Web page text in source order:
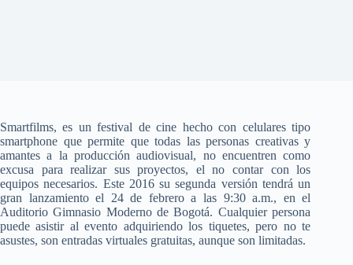
Smartfilms, es un festival de cine hecho con celulares tipo
smartphone que permite que todas las personas creativas y
amantes a la producción audiovisual, no encuentren como
excusa para realizar sus proyectos, el no contar con los
equipos necesarios. Este 2016 su segunda versión tendrá un
gran lanzamiento el 24 de febrero a las 9:30 a.m., en el
Auditorio Gimnasio Moderno de Bogotá. Cualquier persona
puede asistir al evento adquiriendo los tiquetes, pero no te
asustes, son entradas virtuales gratuitas, aunque son limitadas.